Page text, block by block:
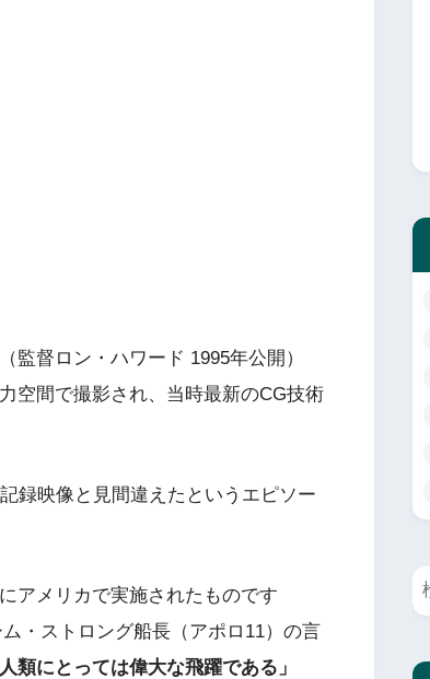
督ロン・ハワード 1995年公開）
空間で撮影され、当時最新のCG技術
録映像と見間違えたというエピソー
アメリカで実施されたものです
・ストロング船長（アポロ11）の言
類にとっては偉大な飛躍である」